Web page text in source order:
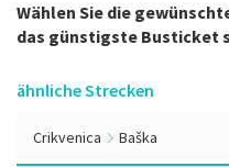
Wählen Sie die
das günstigste Busticket
ähnliche Strecken
Crikvenica Baška